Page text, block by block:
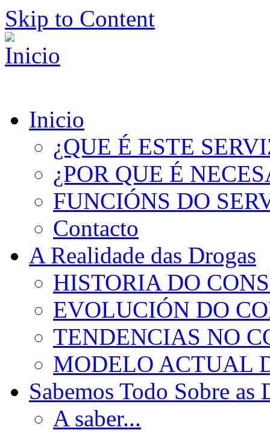
Skip to Content
Inicio
¿QUE É ESTE
¿POR QUE É
FUNCIÓNS DO
Contacto
A Realidade das Drogas
HISTORIA DO
EVOLUCIÓN DO
TENDENCIAS NO
MODELO ACTUAL
Sabemos Todo Sobre as
A saber...